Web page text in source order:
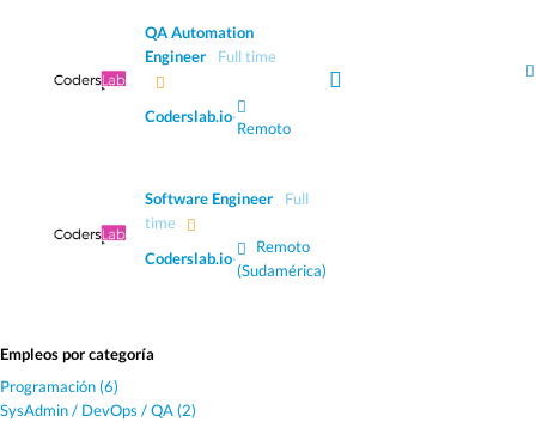
QA Automation
Engineer
Full time
Coderslab.io·
Remoto
Software Engineer
Full
time
Coderslab.io·
Remoto
(Sudamérica)
Empleos por categoría
Programación (6)
SysAdmin / DevOps / QA (2)